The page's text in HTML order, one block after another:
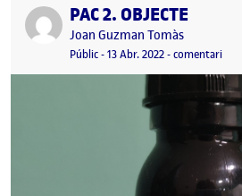
Publicat perPAC 2. OBJECTE
Publicat per
Joan Guzman Tomàs
Visibilitat:
Públic-Data de publicació
13 Abr. 2022-comentariel